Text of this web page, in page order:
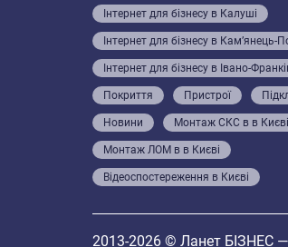
Інтернет для бізнесу в Калуші
Інтернет для бізнесу в Кам’янець-
Інтернет для бізнесу в Івано-
Покриття Пристрої
Новини Монтаж СКС в в Києві
Монтаж ЛОМ в в Києві
Відеоспостереження в Києві
2013-2026 © Ланет БІЗНЕС —